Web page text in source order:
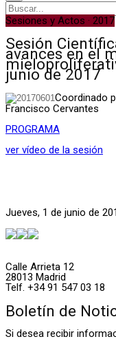
Sesiones y Actos · 2017
Sesión
avances en el
junio de 2017
Coordinado
Francisco Cervantes
PROGRAMA
ver vídeo de la sesión
Jueves, 1 de junio de
Calle Arrieta 12
28013 Madrid
Telf. +34 91 547 03 18
Boletín de
Si desea recibir